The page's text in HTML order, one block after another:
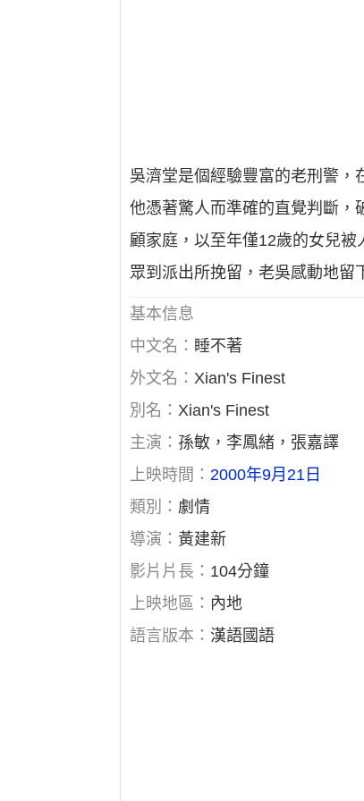
吳濟堂是個經驗豐富的老刑警，
他憑著驚人而準確的直覺判斷，
顧家庭，以至年僅12歲的女兒
眾到派出所挽留，老吳感動地
基本信息
中文名： 睡不著
外文名：Xian's Finest
別名：Xian's Finest
主演： 孫敏，李鳳緒，張嘉譯
上映時間：2000年9月21日
類別： 劇情
導演： 黃建新
影片片長： 104分鐘
上映地區： 內地
語言版本： 漢語國語